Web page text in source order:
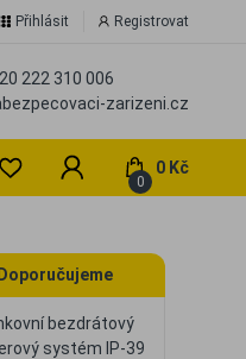
Přihlásit Registrovat
222 310 006
zarizeni.cz
0 Kč
0
Doporučujeme
bezdrátový
systém IP-39